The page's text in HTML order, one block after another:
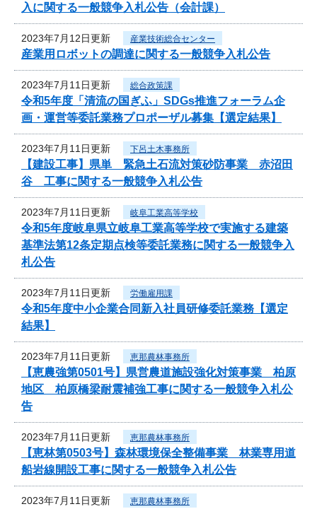
入に関する一般競争入札公告（会計課）
2023年7月12日更新 産業技術総合センター
産業用ロボットの調達に関する一般競争入札公告
2023年7月11日更新 総合政策課
令和5年度「清流の国ぎふ」SDGs推進フォーラム企
画・運営等委託業務プロポーザル募集【選定結果】
2023年7月11日更新 下呂土木事務所
【建設工事】県単 緊急土石流対策砂防事業 赤沼田
谷 工事に関する一般競争入札公告
2023年7月11日更新 岐阜工業高等学校
令和5年度岐阜県立岐阜工業高等学校で実施する建築
基準法第12条定期点検等委託業務に関する一般競争入
札公告
2023年7月11日更新 労働雇用課
令和5年度中小企業合同新入社員研修委託業務【選定
結果】
2023年7月11日更新 恵那農林事務所
【恵農強第0501号】県営農道施設強化対策事業 柏原
地区 柏原橋梁耐震補強工事に関する一般競争入札公
告
2023年7月11日更新 恵那農林事務所
【恵林第0503号】森林環境保全整備事業 林業専用道
船岩線開設工事に関する一般競争入札公告
2023年7月11日更新 恵那農林事務所